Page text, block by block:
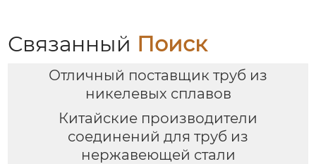
Связанный Поиск
Отличный поставщик труб из
никелевых сплавов
Китайские производители
соединений для труб из
нержавеющей стали